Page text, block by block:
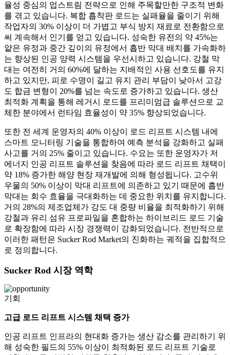
율성 중심의 업스트림 전략으로 인해 주목할만한 구조적 변화
를 겪고 있습니다. 복합 흡착판 로드는 실패율을 줄이기 위해
작업자의 30% 이상이 더 가볍고 부식 방지 재료로 전환함으로
써 계속해서 인기를 얻고 있습니다. 성숙한 유전의 약 45%는
얕은 유정과 중간 깊이의 유정에서 흡반 막대 배치를 가속화하
는 향상된 인공 양력 시스템을 우선시하고 있습니다. 강철 막
대는 여전히 거의 60%에 달하는 지배적인 사용 선호도를 유지
하고 있지만, 피로 수명이 길고 유지 관리 부담이 낮아서 고강
도 합금 변형이 20%를 넘는 속도로 증가하고 있습니다. 생산
최적화 계획을 통해 레거시 로드를 프리미엄급 솔루션으로 교
체한 분야에서 런타임 효율성이 약 35% 향상되었습니다.
또한 전 세계 운영자의 40% 이상이 로드 리프트 시스템 내에
스마트 모니터링 기술을 통합하여 예측 분석을 강화하고 실패
사고를 거의 25% 줄이고 있습니다. 수요는 또한 운영자가 저
에너지 인공 리프트 솔루션을 찾음에 따라 로드 리프트 채택이
약 18% 증가한 해양 현장 재개발에 의해 형성됩니다. 고수위
우물의 50% 이상이 막대 리프트에 의존하고 있기 때문에 흡반
막대는 회수 효율을 극대화하는 데 중요한 위치를 유지합니다.
거의 28%의 제조업체가 강도 대 중량 비율을 최적화하기 위해
강철과 유리 섬유 프로파일을 혼합하는 하이브리드 로드 기술
로 확장함에 따라 시장 경쟁력이 강화되었습니다. 전반적으로
이러한 패턴은 Sucker Rod Market의 진화하는 궤적을 집합적으
로 정의합니다.
Sucker Rod 시장 역학
기회
고급 로드 리프트 시스템 채택 증가
인공 리프트 인프라의 현대화 증가는 생산 감소를 관리하기 위
해 성숙한 필드의 55% 이상이 최적화된 로드 리프트 기술로